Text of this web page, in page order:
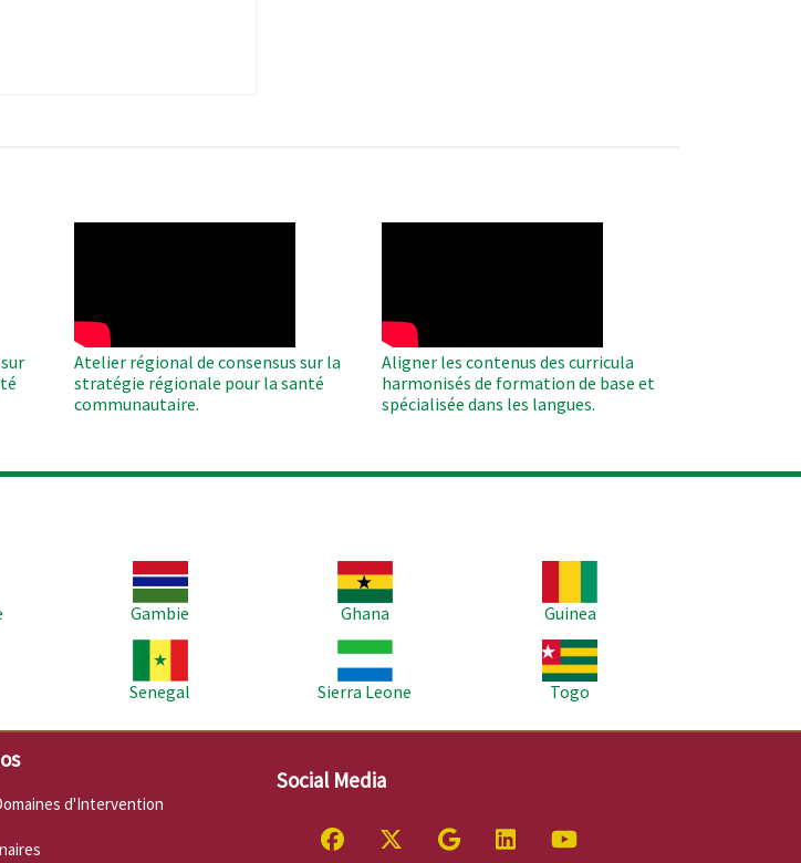
Atelier régional de consensus sur la
stratégie régionale pour la santé
communautaire.
Aligner les contenus des curricula
harmonisés de formation de base et
spécialisée dans les langues.
Gambie
Ghana
Guinea
Senegal
Sierra Leone
Togo
d'Intervention
Social Media